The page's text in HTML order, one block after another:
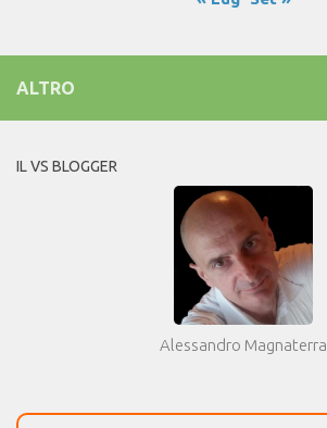
ALTRO
IL VS BLOGGER
Alessandro Magnaterra